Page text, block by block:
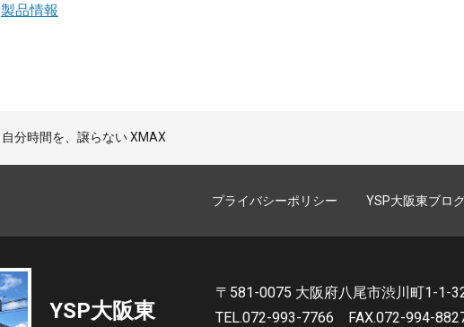
製品情報
自分時間を、譲らない XMAX
プライバシーポリシー YSP大阪東ブロ
YSP大阪東
〒581-0075 大阪府八尾市渋川町1-1-
TEL.072-993-7766
FAX.072-994-